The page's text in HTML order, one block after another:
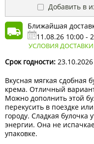
Добавить в
Ближайшая
11.08.26 10:00 -
УСЛОВИЯ
Срок годности: 23.10.2026
Вкусная мягкая сдобная
крема. Отличный
Можно дополнить этой
перекусить в поездке
городу. Сладкая булочка
энергии. Она не
упаковке.